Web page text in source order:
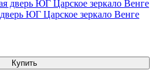
ЮГ Царское зеркало Венге
Купить